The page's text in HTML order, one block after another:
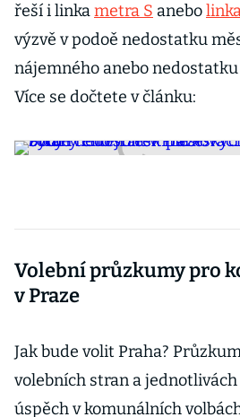
řeší i linkametra S anebo
výzvě v podoě nedostatku
nájemného anebo
Více se dočtete v článku:
Volební průzkumy pro
v Praze
Jak bude volit Praha?
volebních stran a
úspěch v komunálních